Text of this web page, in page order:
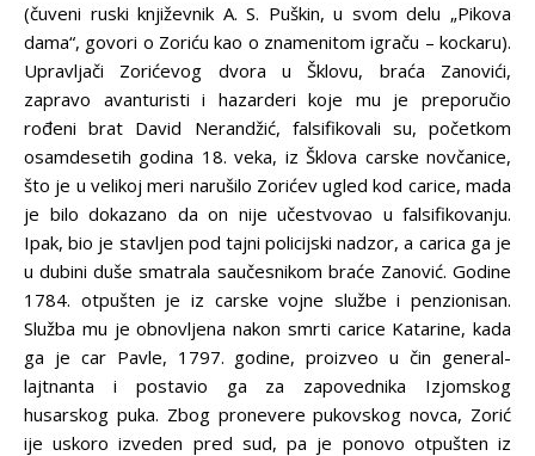
(čuveni ruski književnik A. S. Puškin, u svom delu „Pikova
dama“, govori o Zoriću kao o znamenitom igraču – kockaru).
Upravljači Zorićevog dvora u Šklovu, braća Zanovići,
zapravo avanturisti i hazarderi koje mu je preporučio
rođeni brat David Nerandžić, falsifikovali su, početkom
osamdesetih godina 18. veka, iz Šklova carske novčanice,
što je u velikoj meri narušilo Zorićev ugled kod carice, mada
je bilo dokazano da on nije učestvovao u falsifikovanju.
Ipak, bio je stavljen pod tajni policijski nadzor, a carica ga je
u dubini duše smatrala saučesnikom braće Zanović. Godine
1784. otpušten je iz carske vojne službe i penzionisan.
Služba mu je obnovljena nakon smrti carice Katarine, kada
ga je car Pavle, 1797. godine, proizveo u čin general-
lajtnanta i postavio ga za zapovednika Izjomskog
husarskog puka. Zbog pronevere pukovskog novca, Zorić
ije uskoro izveden pred sud, pa je ponovo otpušten iz